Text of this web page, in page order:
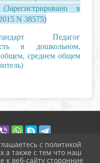
в
N 38575)
Педагог
в дошкольном,
среднем общем
с политикой
а также с тем что наш
к веб-сайту сторонние